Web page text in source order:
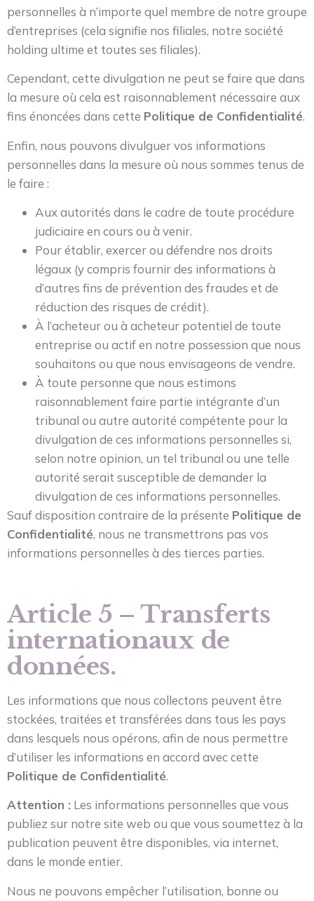
personnelles à n’importe quel membre de notre groupe
d’entreprises (cela signifie nos filiales, notre société
holding ultime et toutes ses filiales).
Cependant, cette divulgation ne peut se faire que dans
la mesure où cela est raisonnablement nécessaire aux
fins énoncées dans cette Politique de Confidentialité.
Enfin, nous pouvons divulguer vos informations
personnelles dans la mesure où nous sommes tenus de
le faire :
Aux autorités dans le cadre de toute procédure
judiciaire en cours ou à venir.
Pour établir, exercer ou défendre nos droits
légaux (y compris fournir des informations à
d’autres fins de prévention des fraudes et de
réduction des risques de crédit).
À l’acheteur ou à acheteur potentiel de toute
entreprise ou actif en notre possession que nous
souhaitons ou que nous envisageons de vendre.
À toute personne que nous estimons
raisonnablement faire partie intégrante d’un
tribunal ou autre autorité compétente pour la
divulgation de ces informations personnelles si,
selon notre opinion, un tel tribunal ou une telle
autorité serait susceptible de demander la
divulgation de ces informations personnelles.
Sauf disposition contraire de la présente Politique de
Confidentialité, nous ne transmettrons pas vos
informations personnelles à des tierces parties.
Article 5 – Transferts
internationaux de
données.
Les informations que nous collectons peuvent être
stockées, traitées et transférées dans tous les pays
dans lesquels nous opérons, afin de nous permettre
d’utiliser les informations en accord avec cette
Politique de Confidentialité.
Attention : Les informations personnelles que vous
publiez sur notre site web ou que vous soumettez à la
publication peuvent être disponibles, via internet,
dans le monde entier.
Nous ne pouvons empêcher l’utilisation, bonne ou